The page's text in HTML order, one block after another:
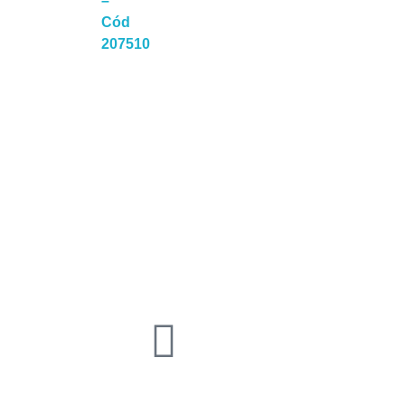
Cód
207510